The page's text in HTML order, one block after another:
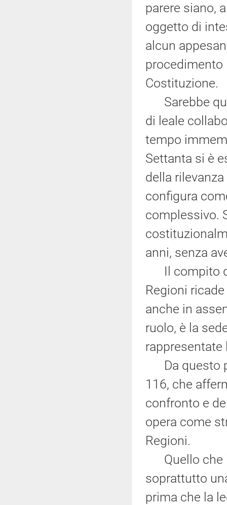
parere siano,
oggetto di
alcun
procedimento
Costituzione.
Sarebbe
di leale
tempo
Settanta si è
della
configura
complessivo.
anni, senza
Il compito di
Regioni
anche in
ruolo, è la
rappresentate
Da questo
116, che
confronto e
opera come
Regioni.
Quello che
soprattutto
prima che la